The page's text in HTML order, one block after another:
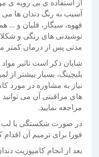
از استفاده ی بی رویه ی
آسیب به رنگ دندان ها
قهوه، سیگار، قلیان و ...
نوشیدنی های رنگی و
مدتی پس از درمان کمتر
شایان ذکر است تاثیر
بلیچینگ، بسیار بیشتر
نیاز به مشاوره در مورد
های مراقبتی آن می توانید
مراجعه نمایید.
در صورت شکستگی یا لب
فورا برای ترمیم آن اقدام
بعد از انجام کامپوزیت